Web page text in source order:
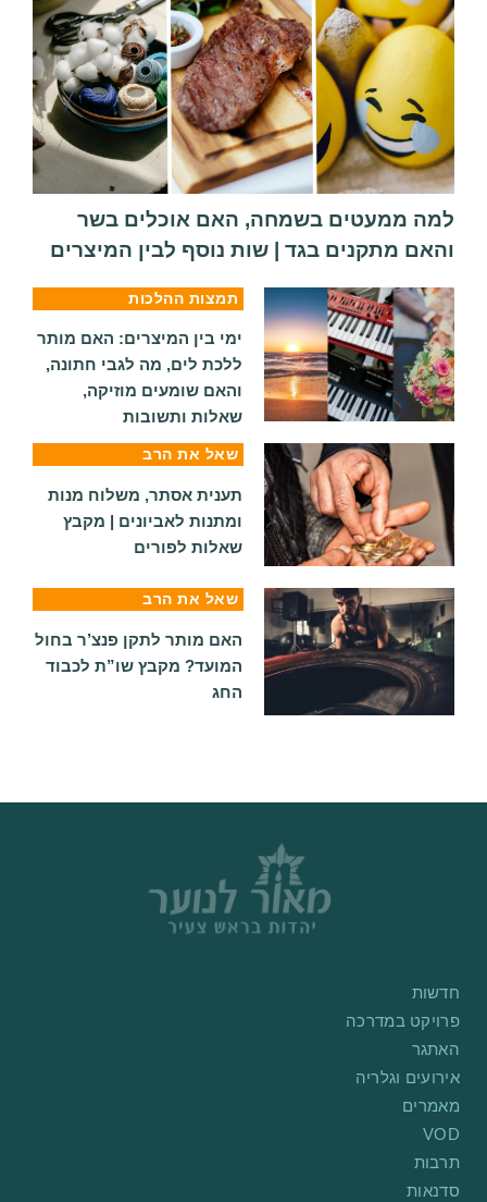
למה ממעטים בשמחה, האם אוכלים בשר
והאם מתקנים בגד | שות נוסף לבין המיצרים
תמצות ההלכות
ימי בין המיצרים: האם מותר
ללכת לים, מה לגבי חתונה,
והאם שומעים מוזיקה,
שאלות ותשובות
שאל את הרב
תענית אסתר, משלוח מנות
ומתנות לאביונים | מקבץ
שאלות לפורים
שאל את הרב
האם מותר לתקן פנצ’ר בחול
המועד? מקבץ שו”ת לכבוד
החג
חדשות
פרויקט במדרכה
האתגר
אירועים וגלריה
מאמרים
VOD
תרבות
סדנאות